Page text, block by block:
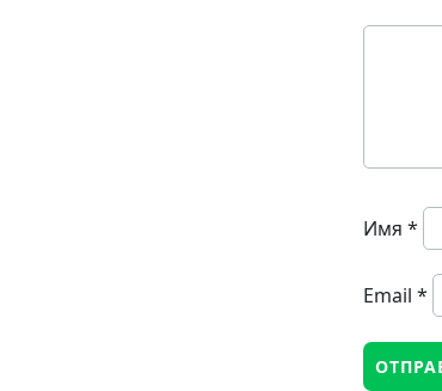
Имя *
Email *